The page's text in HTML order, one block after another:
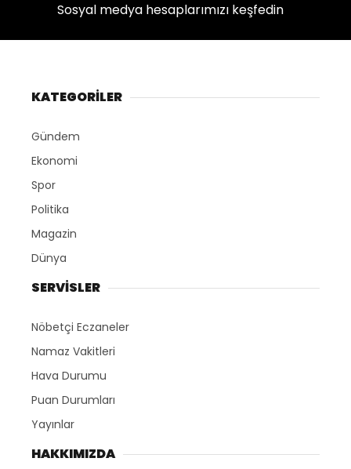
Sosyal medya hesaplarımızı keşfedin
KATEGORİLER
Gündem
Ekonomi
Spor
Politika
Magazin
Dünya
SERVİSLER
Nöbetçi Eczaneler
Namaz Vakitleri
Hava Durumu
Puan Durumları
Yayınlar
HAKKIMIZDA